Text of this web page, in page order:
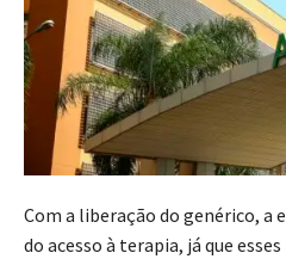
Com a liberação do genérico, a
do acesso à terapia, já que